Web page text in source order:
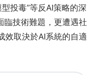
投毒”等反AI策略的深
臨技術難題，更遭遇社
效取決於AI系統的自適